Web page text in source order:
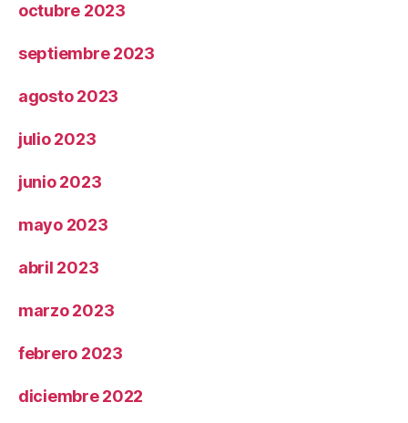
octubre 2023
septiembre 2023
agosto 2023
julio 2023
junio 2023
mayo 2023
abril 2023
marzo 2023
febrero 2023
diciembre 2022